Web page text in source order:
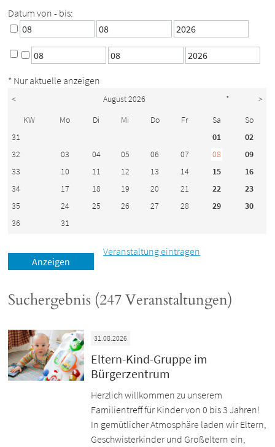
Datum von - bis:
* Nur aktuelle anzeigen
< August 2026 *
>
KW
Mo Di Mi Do Fr Sa
So
31
01
02
32
03 04 05 06 07 08
09
33
10 11 12 13 14 15
16
34
17 18 19 20 21 22
23
35
24 25 26 27 28 29
30
36
31
Veranstaltung eintragen
Suchergebnis (247 Veranstaltungen)
31.08.2026
Eltern-Kind-Gruppe im
Bürgerzentrum
Herzlich willkommen zu unserem
Familientreff für Kinder von 0 bis 3 Jahren!
In gemütlicher Atmosphäre laden wir Eltern,
Geschwisterkinder und Großeltern ein,